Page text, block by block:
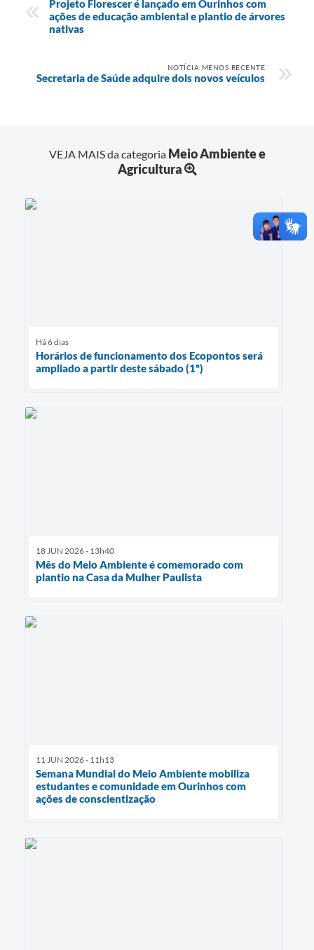
Projeto Florescer é lançado em Ourinhos com
ações de educação ambiental e plantio de árvores
nativas
NOTÍCIA MENOS RECENTE
Secretaria de Saúde adquire dois novos veículos
VEJA MAIS da categoria Meio Ambiente e
Agricultura
Há 6 dias
Horários de funcionamento dos Ecopontos será
ampliado a partir deste sábado (1º)
18 JUN 2026 - 13h40
Mês do Meio Ambiente é comemorado com
plantio na Casa da Mulher Paulista
11 JUN 2026 - 11h13
Semana Mundial do Meio Ambiente mobiliza
estudantes e comunidade em Ourinhos com
ações de conscientização